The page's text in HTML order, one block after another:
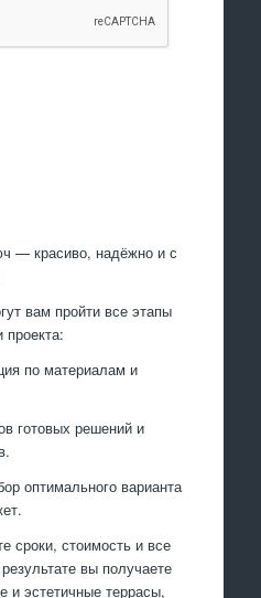
— красиво, надёжно и с
вам пройти все этапы
проекта:
по материалам и
готовых решений и
оптимального варианта
сроки, стоимость и все
вы получаете
и эстетичные террасы,